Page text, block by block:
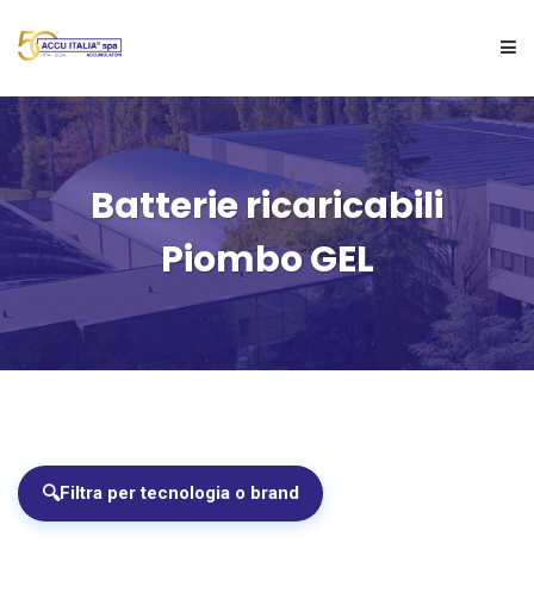
HOME
CHI SIAMO
PRODOTTI
PRODUZIONE CUSTOM
CONTATTI
Batterie ricaricabili
Piombo GEL
🔍Filtra per tecnologia o brand